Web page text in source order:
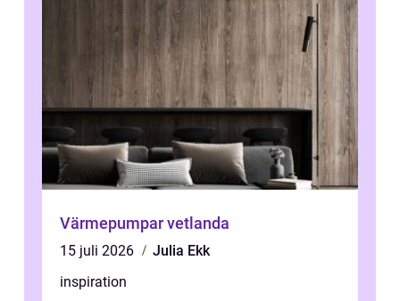
Värmepumpar vetlanda
15 juli 2026
Julia Ekk
inspiration